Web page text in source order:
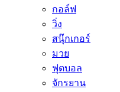
กอล์ฟ
วิ่ง
สนุ๊กเกอร์
มวย
ฟุตบอล
จักรยาน